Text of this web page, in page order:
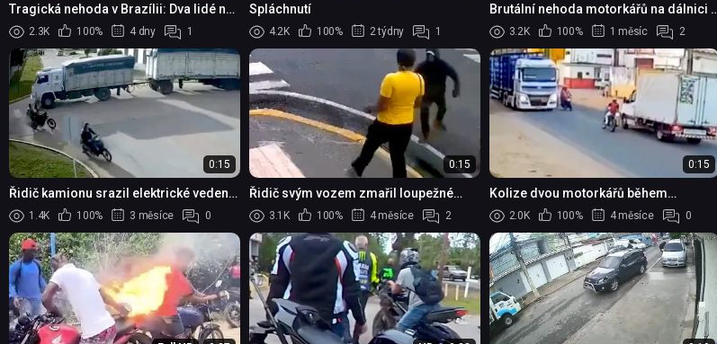
Tragická nehoda v Brazílii: Dva lidé na
motorce zemřeli po srážce s autem na
dálnici BR-222
2.3K 100% 4 dny 1
Spláchnutí
4.2K 100% 2 týdny 1
Brutální nehoda motorkářů na dálnici v
Egyptě
3.2K 100% 1 měsíc 2
0:15
Řidič kamionu srazil elektrické vedení
včetně dvou motorkářů
1.4K 100% 3 měsíce 0
0:15
Řidič svým vozem zmařil loupežné
přepadení v historickém centru
3.1K 100% 4 měsíce 2
0:15
Kolize dvou motorkářů během
předjíždění
2.0K 100% 4 měsíce 0